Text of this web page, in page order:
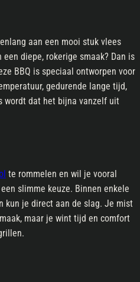
aan een mooi stuk vlees
diepe, rokerige smaak? Dan is
BBQ is speciaal ontworpen voor
gedurende lange tijd,
wordt dat het bijna vanzelf uit
te rommelen en wil je vooral
slimme keuze. Binnen enkele
kun je direct aan de slag. Je mist
maar je wint tijd en comfort